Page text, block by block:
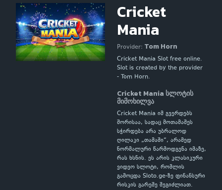
Cricket
Mania
Provider: Tom Horn
Cricket Mania Slot free online.
Slot is created by the provider
- Tom Horn.
Cricket Mania სლოტის
მიმოხილვა
Cricket Mania იმ გვერდებს
შორისაა, სადაც მოთამაშეს
სჭირდება არა უბრალოდ
ღილაკი „თამაში“, არამედ
ნორმალური წარმოდგენა იმაზე,
რას ხსნის. ეს არის კლასიკური
ვიდეო სლოტი, რომლის
გამოცდა Sloto.ge-ზე ფინანსური
რისკის გარეშე შეგიძლიათ.